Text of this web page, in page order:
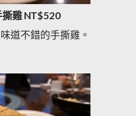
撕雞 NT$520
道不錯的手撕雞。